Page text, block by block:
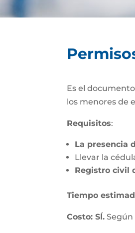
Es el
los menores de
Requisitos:
La presencia
Llevar la
Registro civil
Tiempo
Costo: SÍ.